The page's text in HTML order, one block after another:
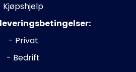
Kjøpshjelp
- Privat
- Bedrift